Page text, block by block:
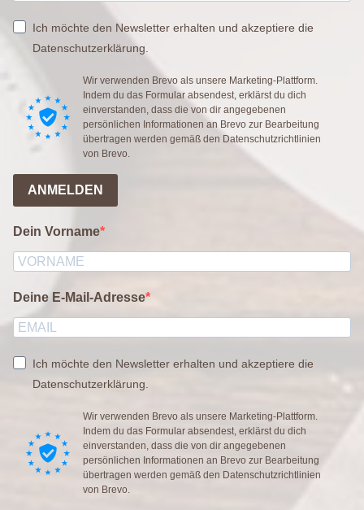
Ich möchte den Newsletter erhalten und akzeptiere die
Datenschutzerklärung.
Wir verwenden Brevo als unsere Marketing-Plattform.
Indem du das Formular absendest, erklärst du dich
einverstanden, dass die von dir angegebenen
persönlichen Informationen an Brevo zur Bearbeitung
übertragen werden gemäß den Datenschutzrichtlinien
von Brevo.
ANMELDEN
Dein Vorname
Deine E-Mail-Adresse
Ich möchte den Newsletter erhalten und akzeptiere die
Datenschutzerklärung.
Wir verwenden Brevo als unsere Marketing-Plattform.
Indem du das Formular absendest, erklärst du dich
einverstanden, dass die von dir angegebenen
persönlichen Informationen an Brevo zur Bearbeitung
übertragen werden gemäß den Datenschutzrichtlinien
von Brevo.